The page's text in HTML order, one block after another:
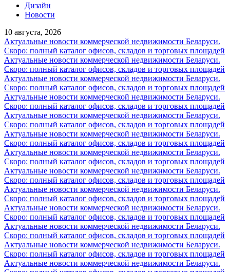
Дизайн
Новости
10 августа, 2026
Актуальные новости коммерческой недвижимости Беларуси.
Скоро: полный каталог офисов, складов и торговых площадей
Актуальные новости коммерческой недвижимости Беларуси.
Скоро: полный каталог офисов, складов и торговых площадей
Актуальные новости коммерческой недвижимости Беларуси.
Скоро: полный каталог офисов, складов и торговых площадей
Актуальные новости коммерческой недвижимости Беларуси.
Скоро: полный каталог офисов, складов и торговых площадей
Актуальные новости коммерческой недвижимости Беларуси.
Скоро: полный каталог офисов, складов и торговых площадей
Актуальные новости коммерческой недвижимости Беларуси.
Скоро: полный каталог офисов, складов и торговых площадей
Актуальные новости коммерческой недвижимости Беларуси.
Скоро: полный каталог офисов, складов и торговых площадей
Актуальные новости коммерческой недвижимости Беларуси.
Скоро: полный каталог офисов, складов и торговых площадей
Актуальные новости коммерческой недвижимости Беларуси.
Скоро: полный каталог офисов, складов и торговых площадей
Актуальные новости коммерческой недвижимости Беларуси.
Скоро: полный каталог офисов, складов и торговых площадей
Актуальные новости коммерческой недвижимости Беларуси.
Скоро: полный каталог офисов, складов и торговых площадей
Актуальные новости коммерческой недвижимости Беларуси.
Скоро: полный каталог офисов, складов и торговых площадей
Актуальные новости коммерческой недвижимости Беларуси.